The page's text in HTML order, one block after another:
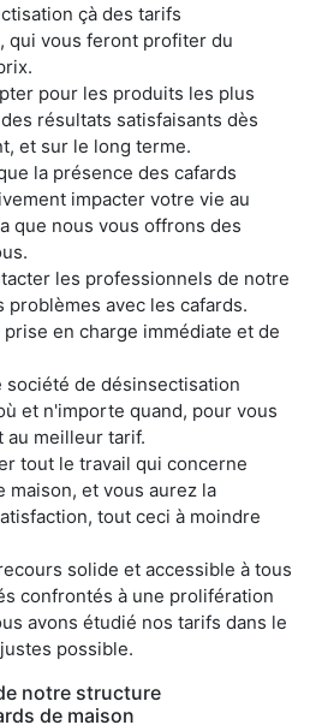
çà des tarifs
qui vous feront profiter du
pour les produits les plus
résultats satisfaisants dès
et sur le long terme.
la présence des cafards
impacter votre vie au
que nous vous offrons des
les professionnels de notre
avec les cafards.
en charge immédiate et de
de désinsectisation
et n'importe quand, pour vous
meilleur tarif.
tout le travail qui concerne
maison, et vous aurez la
tout ceci à moindre
solide et accessible à tous
confrontés à une prolifération
avons étudié nos tarifs dans le
possible.
notre structure
de maison